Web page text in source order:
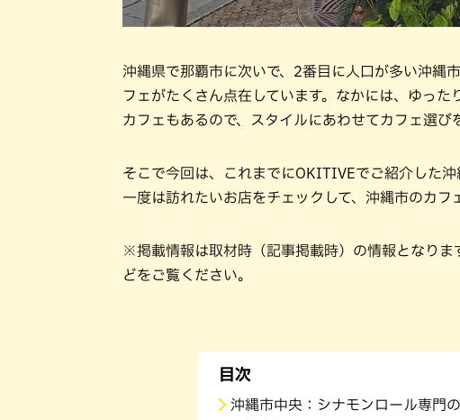
沖縄県で那覇市に次いで、2番目に人口が多い沖縄
フェがたくさん点在しています。なかには、ゆっ
カフェもあるので、スタイルにあわせてカフェ選び
そこで今回は、これまでにOKITIVEでご紹介した
一度は訪れたいお店をチェックして、沖縄市のカフ
※掲載情報は取材時（記事掲載時）の情報となりま
どをご覧ください。
目次
沖縄市中央：シナモンロール専門